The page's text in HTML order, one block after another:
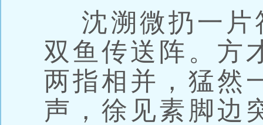
沈溯微扔一片
双鱼传送阵。方
两指相并，猛然
声，徐见素脚边